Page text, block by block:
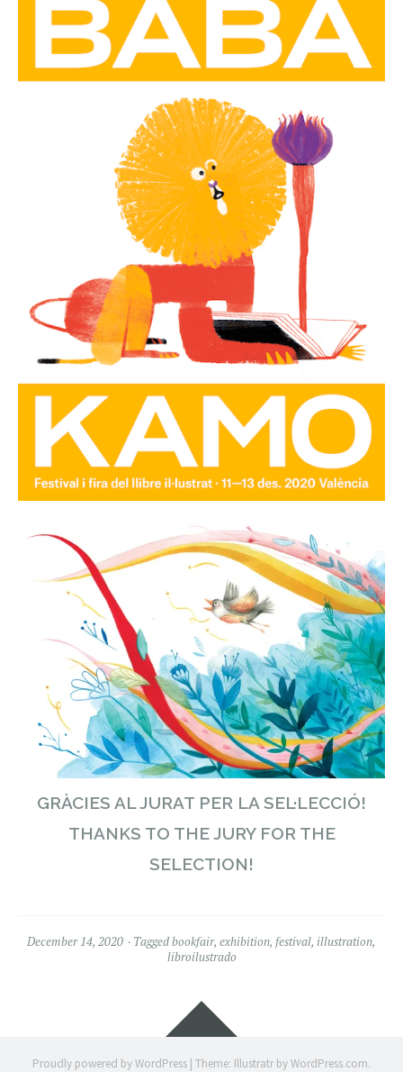
GRÀCIES AL JURAT PER LA SEL·LECCIÓ!
THANKS TO THE JURY FOR THE
SELECTION!
December 14, 2020 Taggedbookfair, exhibition, festival, illustration,
libroilustrado
Widgets
Proudly powered by WordPress | Theme: Illustratr byWordPress.com.